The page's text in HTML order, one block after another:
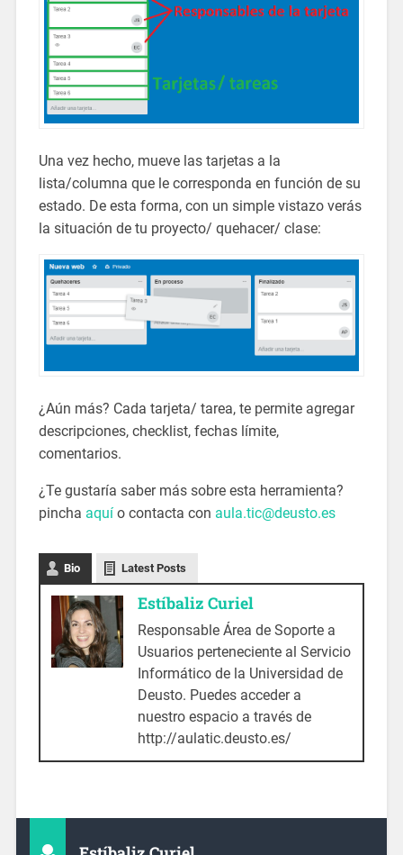
Una vez hecho, mueve las tarjetas a la
lista/columna que le corresponda en función de su
estado. De esta forma, con un simple vistazo verás
la situación de tu proyecto/ quehacer/ clase:
¿Aún más? Cada tarjeta/ tarea, te permite agregar
descripciones, checklist, fechas límite,
comentarios.
¿Te gustaría saber más sobre esta herramienta?
pincha aquío contacta con aula.tic@deusto.es
Bio Latest Posts
Estíbaliz Curiel
Responsable Área de Soporte a
Usuarios perteneciente al Servicio
Informático de la Universidad de
Deusto. Puedes acceder a
nuestro espacio a través de
http://aulatic.deusto.es/